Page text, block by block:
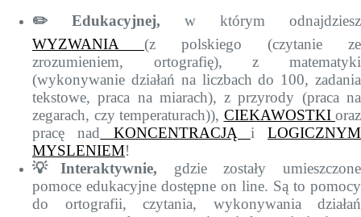
✏️ Edukacyjnej, w którym odnajdziesz
WYZWANIA (z polskiego (czytanie ze
zrozumieniem, ortografię), z matematyki
(wykonywanie działań na liczbach do 100, zadania
tekstowe, praca na miarach), z przyrody (praca na
zegarach, czy temperaturach)), CIEKAWOSTKI oraz
pracę nad KONCENTRACJĄ i LOGICZNYM
MYSLENIEM!
💡Interaktywnie, gdzie zostały umieszczone
pomoce edukacyjne dostępne on line. Są to pomocy
do ortografii, czytania, wykonywania działań